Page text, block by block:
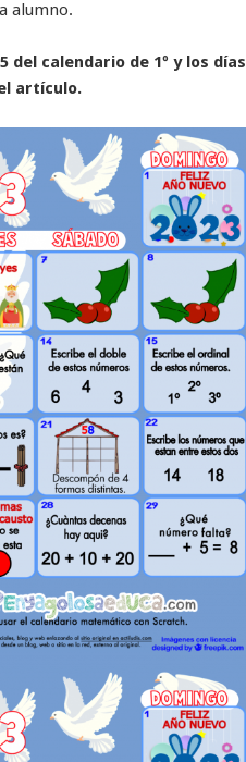
alumno.
del calendario de 1º y los días
artículo.